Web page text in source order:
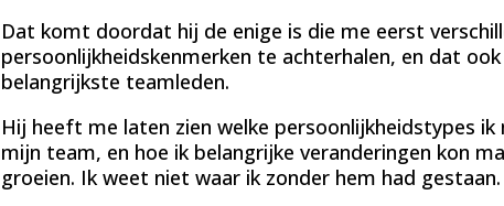
Dat komt doordat hij de enige is die me eerst
persoonlijkheidskenmerken te achterhalen, en dat
belangrijkste teamleden.
Hij heeft me laten zien welke persoonlijkheidstypes ik
mijn team, en hoe ik belangrijke veranderingen kon
groeien. Ik weet niet waar ik zonder hem had gestaan.